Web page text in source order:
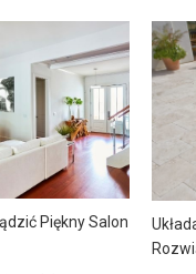
Piękny Salon